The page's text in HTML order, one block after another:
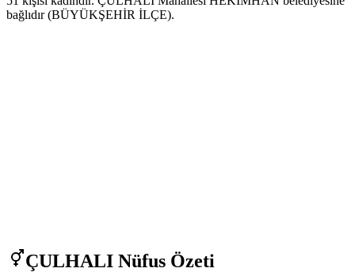
bağlıdır (BÜYÜKŞEHİR İLÇE).
ÇULHALI Nüfus Özeti